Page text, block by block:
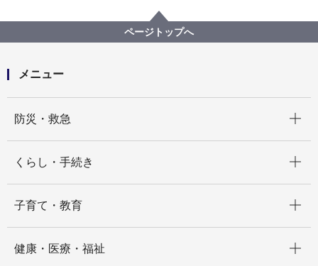
横浜市立脳卒中・神経脊椎センター
硬膜閉鎖における硬膜スクラッチングの有用性につい
ページトップへ
メニュー
防災・救急
くらし・手続き
子育て・教育
健康・医療・福祉